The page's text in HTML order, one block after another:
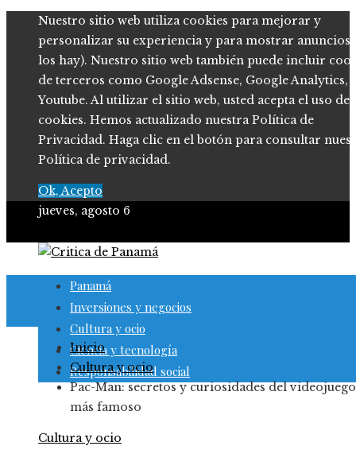
Nuestro sitio web utiliza cookies para mejorar y
personalizar su experiencia y para mostrar anuncios
los hay). Nuestro sitio web también puede incluir
de terceros como Google Adsense, Google Analytics,
Youtube. Al utilizar el sitio web, usted acepta el uso de
cookies. Hemos actualizado nuestra Política de
Privacidad. Haga clic en el botón para consultar
Política de privacidad.
Ok, Acepto
jueves, agosto 6
Panamá
Inversiones y negocios
Cultura y ocio
Ciencia y tecnología
Responsabilidad social
Inicio
Cultura y ocio
Pac-Man: secretos y curiosidades del videojuego
más famoso
Cultura y ocio